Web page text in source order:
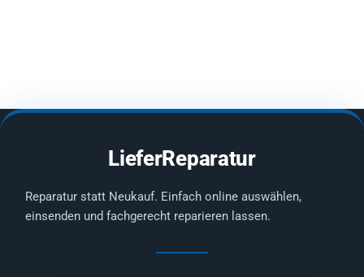
LieferReparatur
Reparatur statt Neukauf. Einfach online auswählen,
einsenden und fachgerecht reparieren lassen.